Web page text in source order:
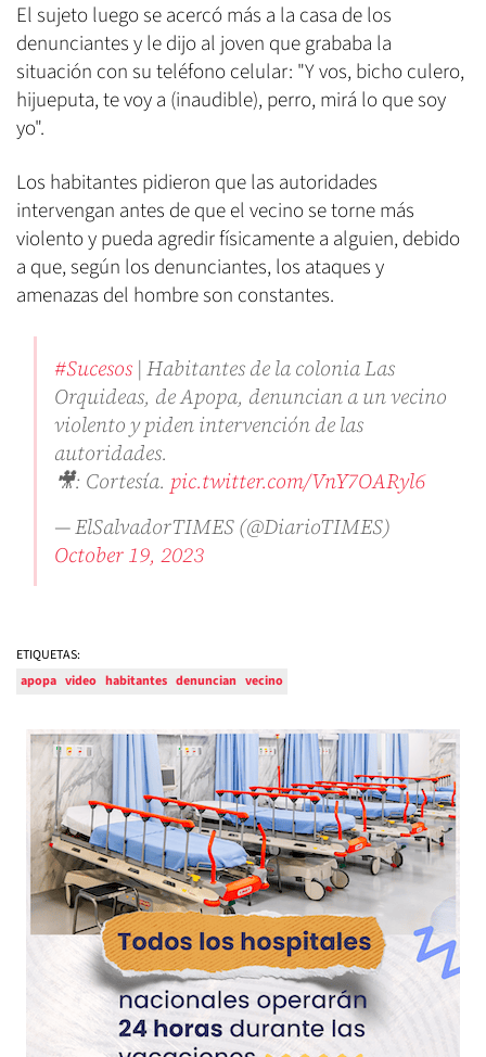
El sujeto luego se acercó más a la casa de los
denunciantes y le dijo al joven que grababa la
situación con su teléfono celular: "Y vos, bicho culero,
hijueputa, te voy a (inaudible), perro, mirá lo que soy
yo".
Los habitantes pidieron que las autoridades
intervengan antes de que el vecino se torne más
violento y pueda agredir físicamente a alguien, debido
a que, según los denunciantes, los ataques y
amenazas del hombre son constantes.
#Sucesos | Habitantes de la colonia Las
Orquideas, de Apopa, denuncian a un vecino
violento y piden intervención de las
autoridades.
🎥: Cortesía. pic.twitter.com/VnY7OARyl6
— ElSalvadorTIMES (@DiarioTIMES)
October 19, 2023
ETIQUETAS:
apopa video habitantes denuncian vecino